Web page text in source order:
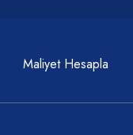
Maliyet Hesapla